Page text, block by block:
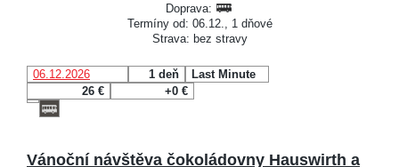
Doprava:
Termíny od: 06.12., 1 dňové
Strava: bez stravy
06.12.2026 1 deň
Last Minute
26 €
+0 €
Vánoční návštěva čokoládovny Hauswirth a